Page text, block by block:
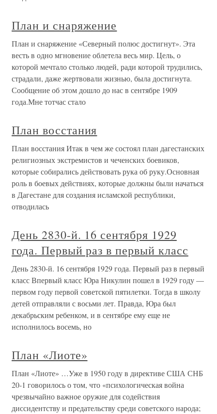
План и снаряжение
План и снаряжение «Северный полюс достигнут». Эта
весть в одно мгновение облетела весь мир. Цель, о
которой мечтало столько людей, ради которой трудились,
страдали, даже жертвовали жизнью, была достигнута.
Сообщение об этом дошло до нас в сентябре 1909
года.Мне тотчас стало
План восстания
План восстания Итак в чем же состоял план дагестанских
религиозных экстремистов и чеченских боевиков,
которые собирались действовать рука об руку.Основная
роль в боевых действиях, которые должны были начаться
в Дагестане для создания исламской республики,
отводилась
День 2830-й. 16 сентября 1929
года. Первый раз в первый класс
День 2830-й. 16 сентября 1929 года. Первый раз в первый
класс Впервый класс Юра Никулин пошел в 1929 году —
первом году первой советской пятилетки. Тогда в школу
детей отправляли с восьми лет. Правда, Юра был
декабрьским ребенком, и в сентябре ему еще не
исполнилось восемь, но
План «Лиоте»
План «Лиоте» …Уже в 1950 году в директиве США СНБ
20-1 говорилось о том, что «психологическая война
чрезвычайно важное оружие для содействия
диссидентству и предательству среди советского народа;